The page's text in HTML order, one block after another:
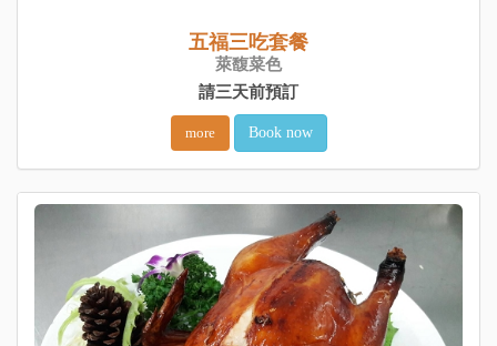
五福三吃套餐
萊馥菜色
請三天前預訂
more Book now